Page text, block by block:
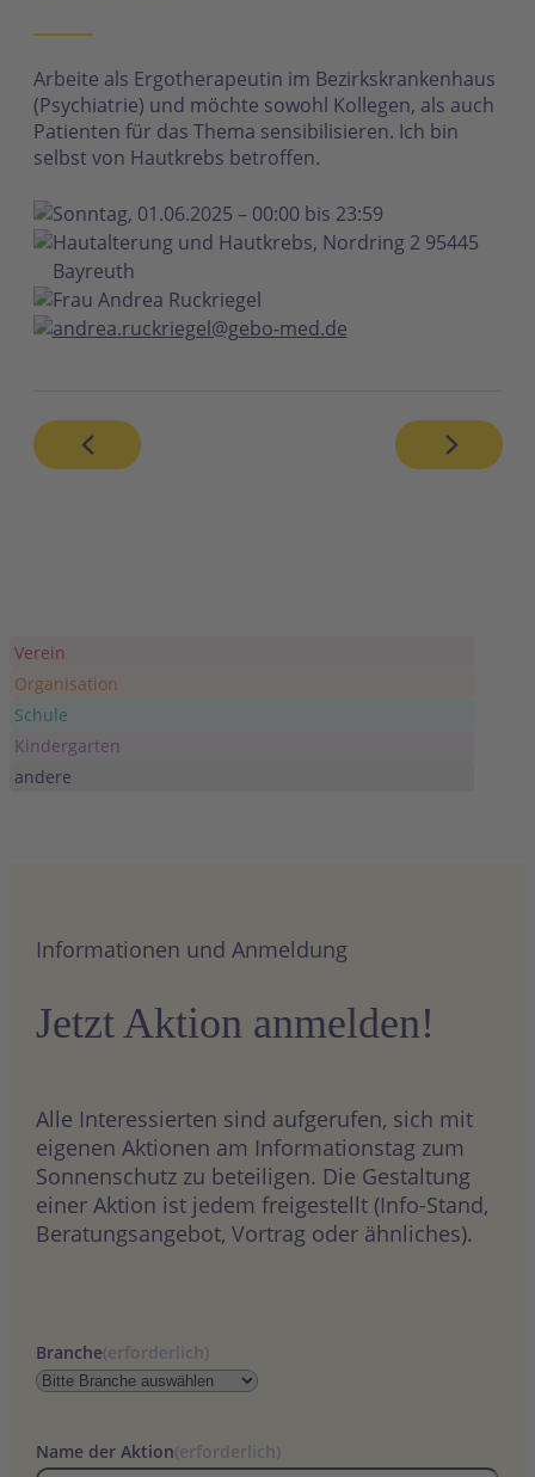
Arbeite als Ergotherapeutin im Bezirkskrankenhaus
(Psychiatrie) und möchte sowohl Kollegen, als auch
Patienten für das Thema sensibilisieren. Ich bin
selbst von Hautkrebs betroffen.
Sonntag, 01.06.2025 – 00:00 bis 23:59
Hautalterung und Hautkrebs, Nordring 2 95445
Bayreuth
Frau Andrea Ruckriegel
andrea.ruckriegel@gebo-med.de
Verein
Organisation
Schule
Kindergarten
andere
Informationen und Anmeldung
Jetzt Aktion anmelden!
Alle Interessierten sind aufgerufen, sich mit
eigenen Aktionen am Informationstag zum
Sonnenschutz zu beteiligen. Die Gestaltung
einer Aktion ist jedem freigestellt (Info-Stand,
Beratungsangebot, Vortrag oder ähnliches).
Branche(erforderlich)
Name der Aktion(erforderlich)